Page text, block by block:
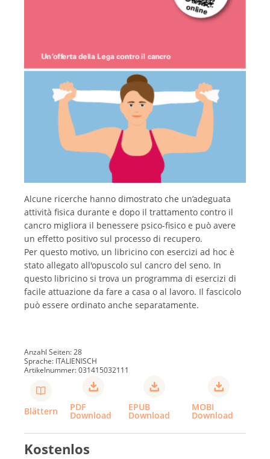
Alcune ricerche hanno dimostrato che un’adeguata
attività fisica durante e dopo il trattamento contro il
cancro migliora il benessere psico-fisico e può avere
un effetto positivo sul processo di recupero.
Per questo motivo, un libricino con esercizi ad hoc è
stato allegato all'opuscolo sul cancro del seno. In
questo libricino si trova un programma di esercizi di
facile attuazione da fare a casa o al lavoro. Il fascicolo
può essere ordinato anche separatamente.
Anzahl Seiten: 28
Sprache: ITALIENISCH
Artikelnummer: 031415032111
Blättern PDF
Download
EPUB
Download
MOBI
Download
Kostenlos